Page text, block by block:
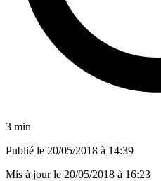
3 min
Publié le 20/05/2018 à 14:39
Mis à jour le 20/05/2018 à 16:23